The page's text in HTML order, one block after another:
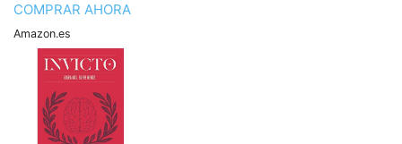
COMPRAR AHORA
Amazon.es